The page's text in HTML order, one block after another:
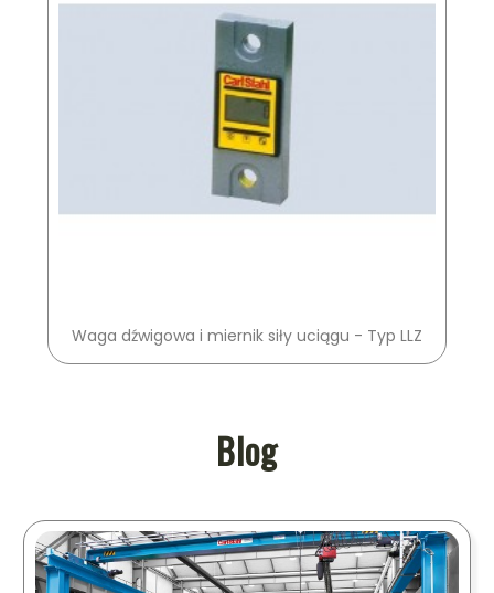
Waga dźwigowa i miernik siły uciągu - Typ LLZ
Blog